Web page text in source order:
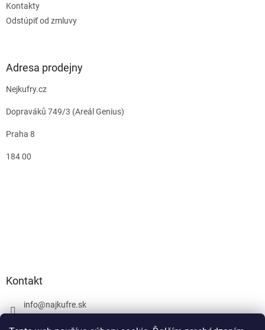
Kontakty
Odstúpiť od zmluvy
Adresa prodejny
Nejkufry.cz
Dopraváků 749/3 (Areál Genius)
Praha 8
184 00
Kontakt
info@najkufre.sk